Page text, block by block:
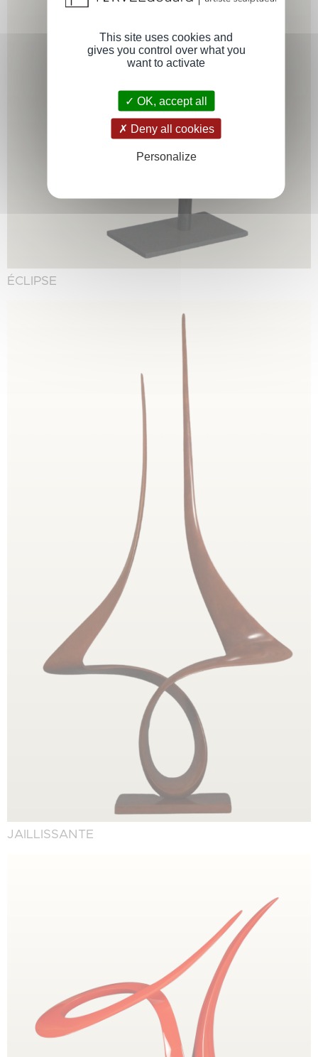
ÉCLIPSE
JAILLISSANTE
This site uses cookies and
gives you control over what you
want to activate
OK, accept all
Deny all cookies
Personalize